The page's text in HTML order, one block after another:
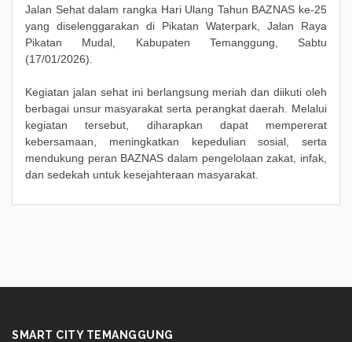
Jalan Sehat dalam rangka Hari Ulang Tahun BAZNAS ke-25
yang diselenggarakan di Pikatan Waterpark, Jalan Raya
Pikatan Mudal, Kabupaten Temanggung, Sabtu
(17/01/2026).
Kegiatan jalan sehat ini berlangsung meriah dan diikuti oleh
berbagai unsur masyarakat serta perangkat daerah. Melalui
kegiatan tersebut, diharapkan dapat mempererat
kebersamaan, meningkatkan kepedulian sosial, serta
mendukung peran BAZNAS dalam pengelolaan zakat, infak,
dan sedekah untuk kesejahteraan masyarakat.
SMART CITY TEMANGGUNG